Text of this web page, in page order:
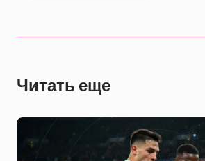
Читать еще